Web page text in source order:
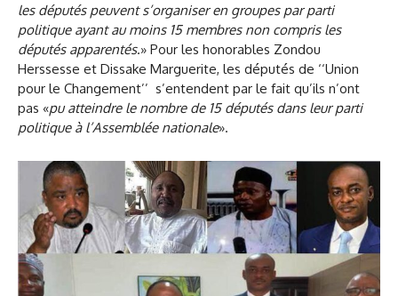
les députés peuvent s’organiser en groupes par parti
politique ayant au moins 15 membres non compris les
députés apparentés.» Pour les honorables Zondou
Herssesse et Dissake Marguerite, les députés de ‘‘Union
pour le Changement’’ s’entendent par le fait qu’ils n’ont
pas «pu atteindre le nombre de 15 députés dans leur parti
politique à l’Assemblée nationale».